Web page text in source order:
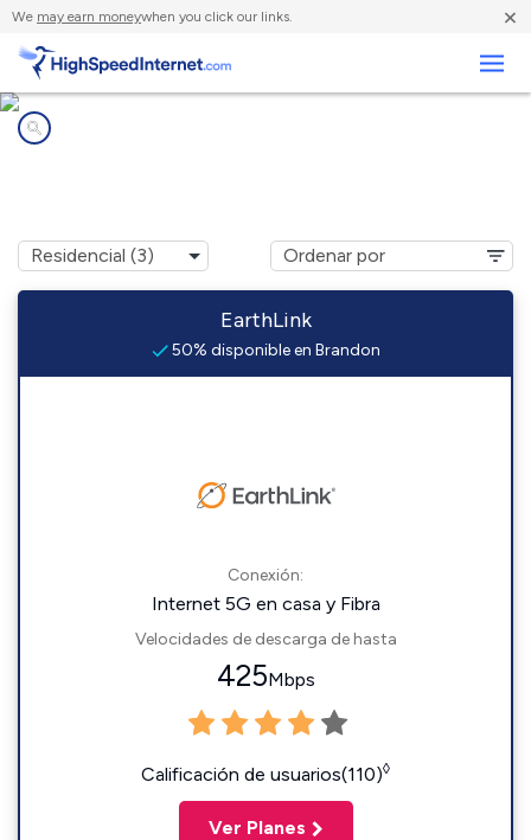
We may earn moneywhen you click our links. ×
EarthLink
50% disponible en Brandon
Conexión:
Internet 5G en casa y Fibra
Velocidades de descarga de hasta
425Mbps
Calificación de usuarios(110)◊
Ver Planes